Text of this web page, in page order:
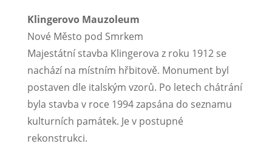
Klingerovo Mauzoleum
Nové Město pod Smrkem
Majestátní stavba Klingerova z roku 1912 se
nachází na místním hřbitově. Monument byl
postaven dle italským vzorů. Po letech chátrání
byla stavba v roce 1994 zapsána do seznamu
kulturních památek. Je v postupné
rekonstrukci.